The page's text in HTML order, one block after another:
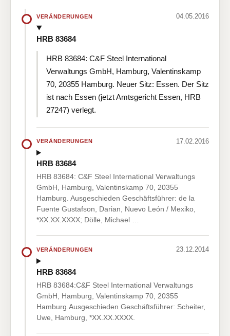
VERÄNDERUNGEN 04.05.2016
HRB 83684
HRB 83684: C&F Steel International
Verwaltungs GmbH, Hamburg, Valentinskamp
70, 20355 Hamburg. Neuer Sitz: Essen. Der Sitz
ist nach Essen (jetzt Amtsgericht Essen, HRB
27247) verlegt.
VERÄNDERUNGEN 17.02.2016
HRB 83684
HRB 83684: C&F Steel International Verwaltungs
GmbH, Hamburg, Valentinskamp 70, 20355
Hamburg. Ausgeschieden Geschäftsführer: de la
Fuente Gustafson, Darian, Nuevo León / Mexiko,
*XX.XX.XXXX; Dölle, Michael …
VERÄNDERUNGEN 23.12.2014
HRB 83684
HRB 83684:C&F Steel International Verwaltungs
GmbH, Hamburg, Valentinskamp 70, 20355
Hamburg.Ausgeschieden Geschäftsführer: Scheiter,
Uwe, Hamburg, *XX.XX.XXXX.